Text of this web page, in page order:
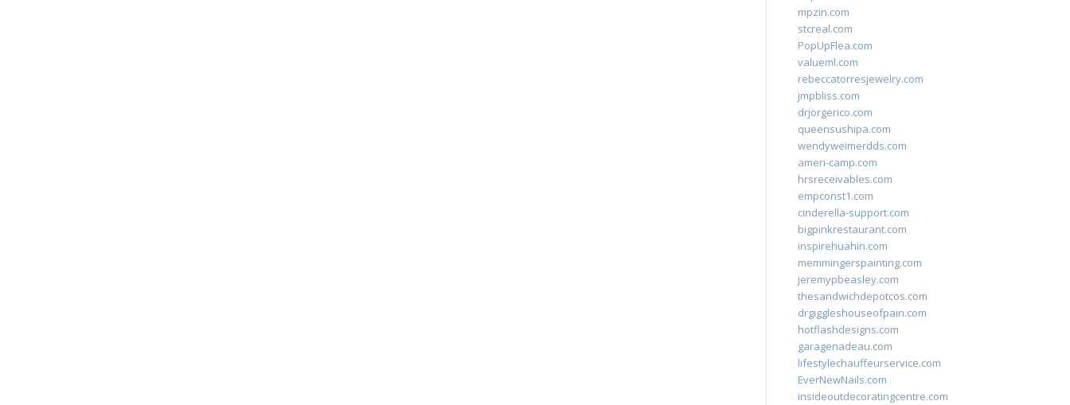
mpzin.com
stcreal.com
PopUpFlea.com
valueml.com
rebeccatorresjewelry.com
jmpbliss.com
drjorgerico.com
queensushipa.com
wendyweimerdds.com
ameri-camp.com
hrsreceivables.com
empconst1.com
cinderella-support.com
bigpinkrestaurant.com
inspirehuahin.com
memmingerspainting.com
jeremypbeasley.com
thesandwichdepotcos.com
drgiggleshouseofpain.com
hotflashdesigns.com
garagenadeau.com
lifestylechauffeurservice.com
EverNewNails.com
insideoutdecoratingcentre.com